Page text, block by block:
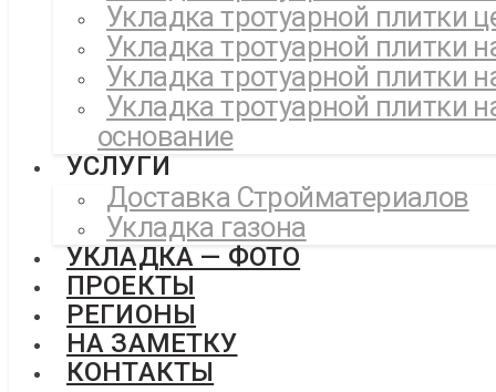
Укладка тротуарной плитки
Укладка тротуарной плитки
Укладка тротуарной плитки
Укладка тротуарной плитки
основание
УСЛУГИ
Доставка Стройматериалов
Укладка газона
УКЛАДКА — ФОТО
ПРОЕКТЫ
РЕГИОНЫ
НА ЗАМЕТКУ
КОНТАКТЫ